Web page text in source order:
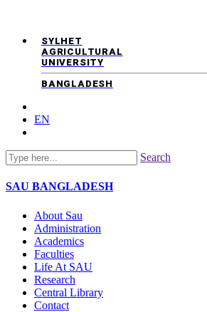
SYLHET
AGRICULTURAL
UNIVERSITY
BANGLADESH
EN
Search
SAU BANGLADESH
About Sau
Administration
Academics
Faculties
Life At SAU
Research
Central Library
Contact